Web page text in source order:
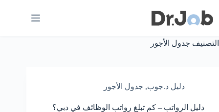
إلى
المحتوى
التصنيف جدول الأجور
دليل د.جوب, جدول الأجور
دليل الرواتب – كم تبلغ رواتب الوظائف في دبي؟